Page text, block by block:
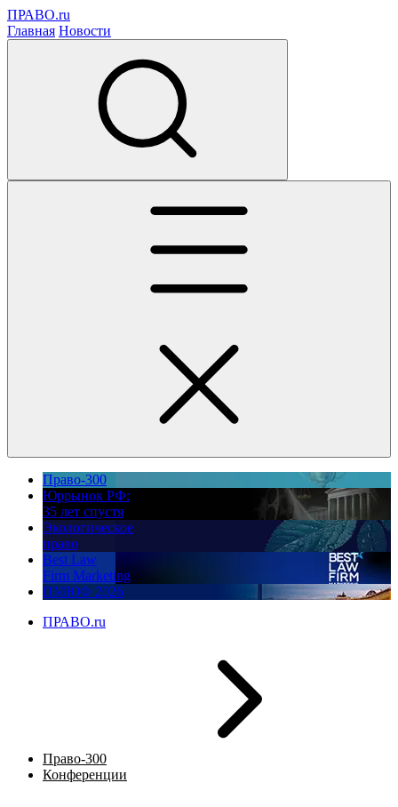
ПРАВО.ru
Главная Новости
Право-300
Юррынок РФ:
35 лет спустя
Экологическое
право
Best Law
Firm Marketing
ПМЮФ 2026
ПРАВО.ru
Право-300
Конференции